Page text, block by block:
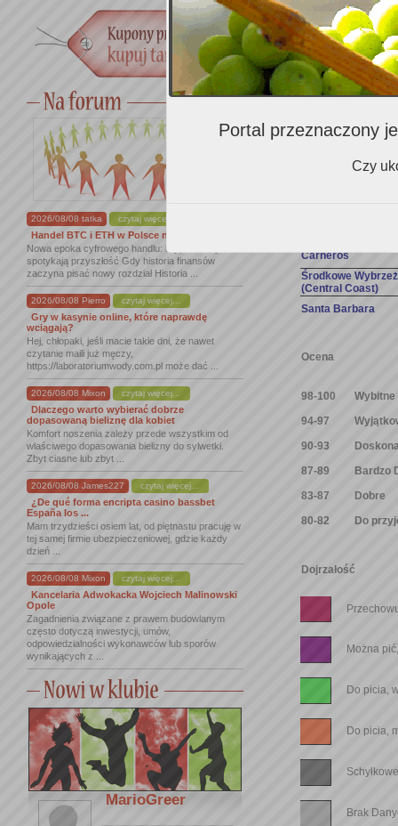
2026/08/08 tatka czytaj więcej...
Handel BTC i ETH w Polsce na nowym ...
Nowa epoka cyfrowego handlu: kryptowaluty
spotykają przyszłość Gdy historia finansów
zaczyna pisać nowy rozdział Historia ...
2026/08/08 Pierro czytaj więcej...
Gry w kasynie online, które naprawdę
wciągają?
Hej, chłopaki, jeśli macie takie dni, że nawet
czytanie maili już męczy,
https://laboratoriumwody.com.pl może dać ...
2026/08/08 Mixon czytaj więcej...
Dlaczego warto wybierać dobrze
dopasowaną bieliznę dla kobiet
Komfort noszenia zależy przede wszystkim od
właściwego dopasowania bielizny do sylwetki.
Zbyt ciasne lub zbyt ...
2026/08/08 James227 czytaj więcej...
¿De qué forma encripta casino bassbet
España los ...
Mam trzydzieści osiem lat, od piętnastu pracuję w
tej samej firmie ubezpieczeniowej, gdzie każdy
dzień ...
2026/08/08 Mixon czytaj więcej...
Kancelaria Adwokacka Wojciech Malinowski
Opole
Zagadnienia związane z prawem budowlanym
często dotyczą inwestycji, umów,
odpowiedzialności wykonawców lub sporów
wynikających z ...
MarioGreer
Napa Valley
Russian River
Carneros
Środkowe
Santa Barbara
USA – Kalifornia
Carneros
Środkowe
(Central Coast)
Santa Barbara
Ocena
98-100
Wybitne
94-97
90-93
87-89
Bardzo
83-87
Dobre
80-82
Do
Dojrzałość
Można
Do picia,
Do picia,
Brak
Portal przeznaczony
Czy